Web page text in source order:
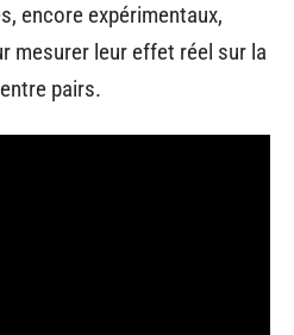
encore expérimentaux,
mesurer leur effet réel sur la
pairs.